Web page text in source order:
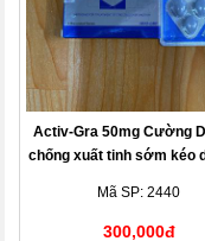
Activ-Gra 50mg Cường
chống xuất tinh sớm kéo
Mã SP: 2440
300,000đ